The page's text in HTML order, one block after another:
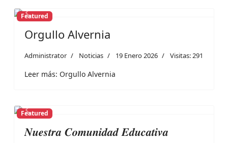
Previous
Featured
Orgullo Alvernia
Administrator Noticias 19 Enero 2026 Visitas: 291
Leer más: Orgullo Alvernia
Previous
Featured
𝑵𝒖𝒆𝒔𝒕𝒓𝒂 𝑪𝒐𝒎𝒖𝒏𝒊𝒅𝒂𝒅 𝑬𝒅𝒖𝒄𝒂𝒕𝒊𝒗𝒂